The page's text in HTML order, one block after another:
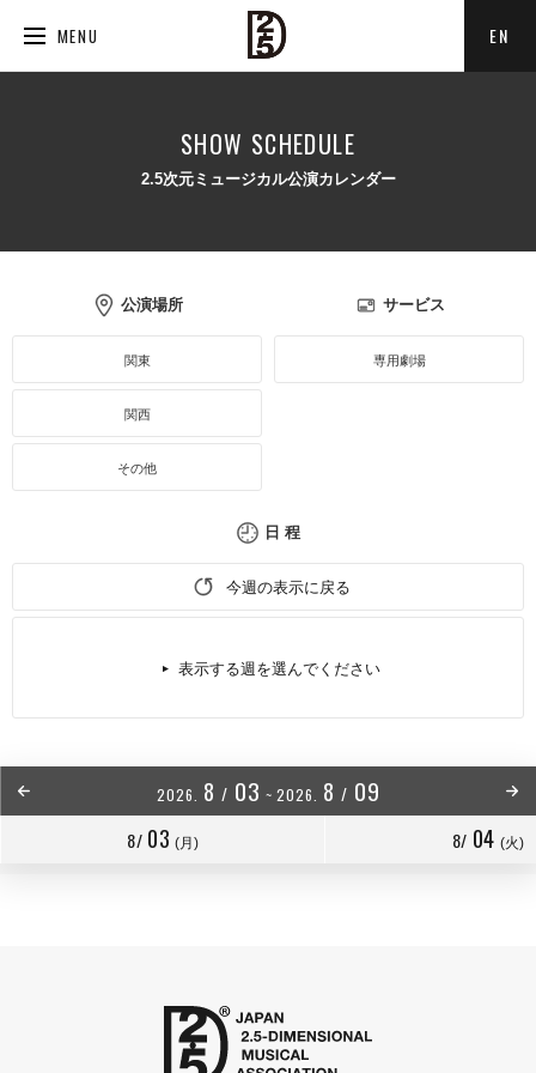
MENU EN
SHOW SCHEDULE
2.5次元ミュージカル公演カレンダー
公演場所
関東
関西
その他
日 程
今週の表示に戻る
表示する週を選んでください
サービス
専用劇場
2026. 8 / 03 ~ 2026. 8 / 09
8/ 03 (月) 8/ 04 (火)